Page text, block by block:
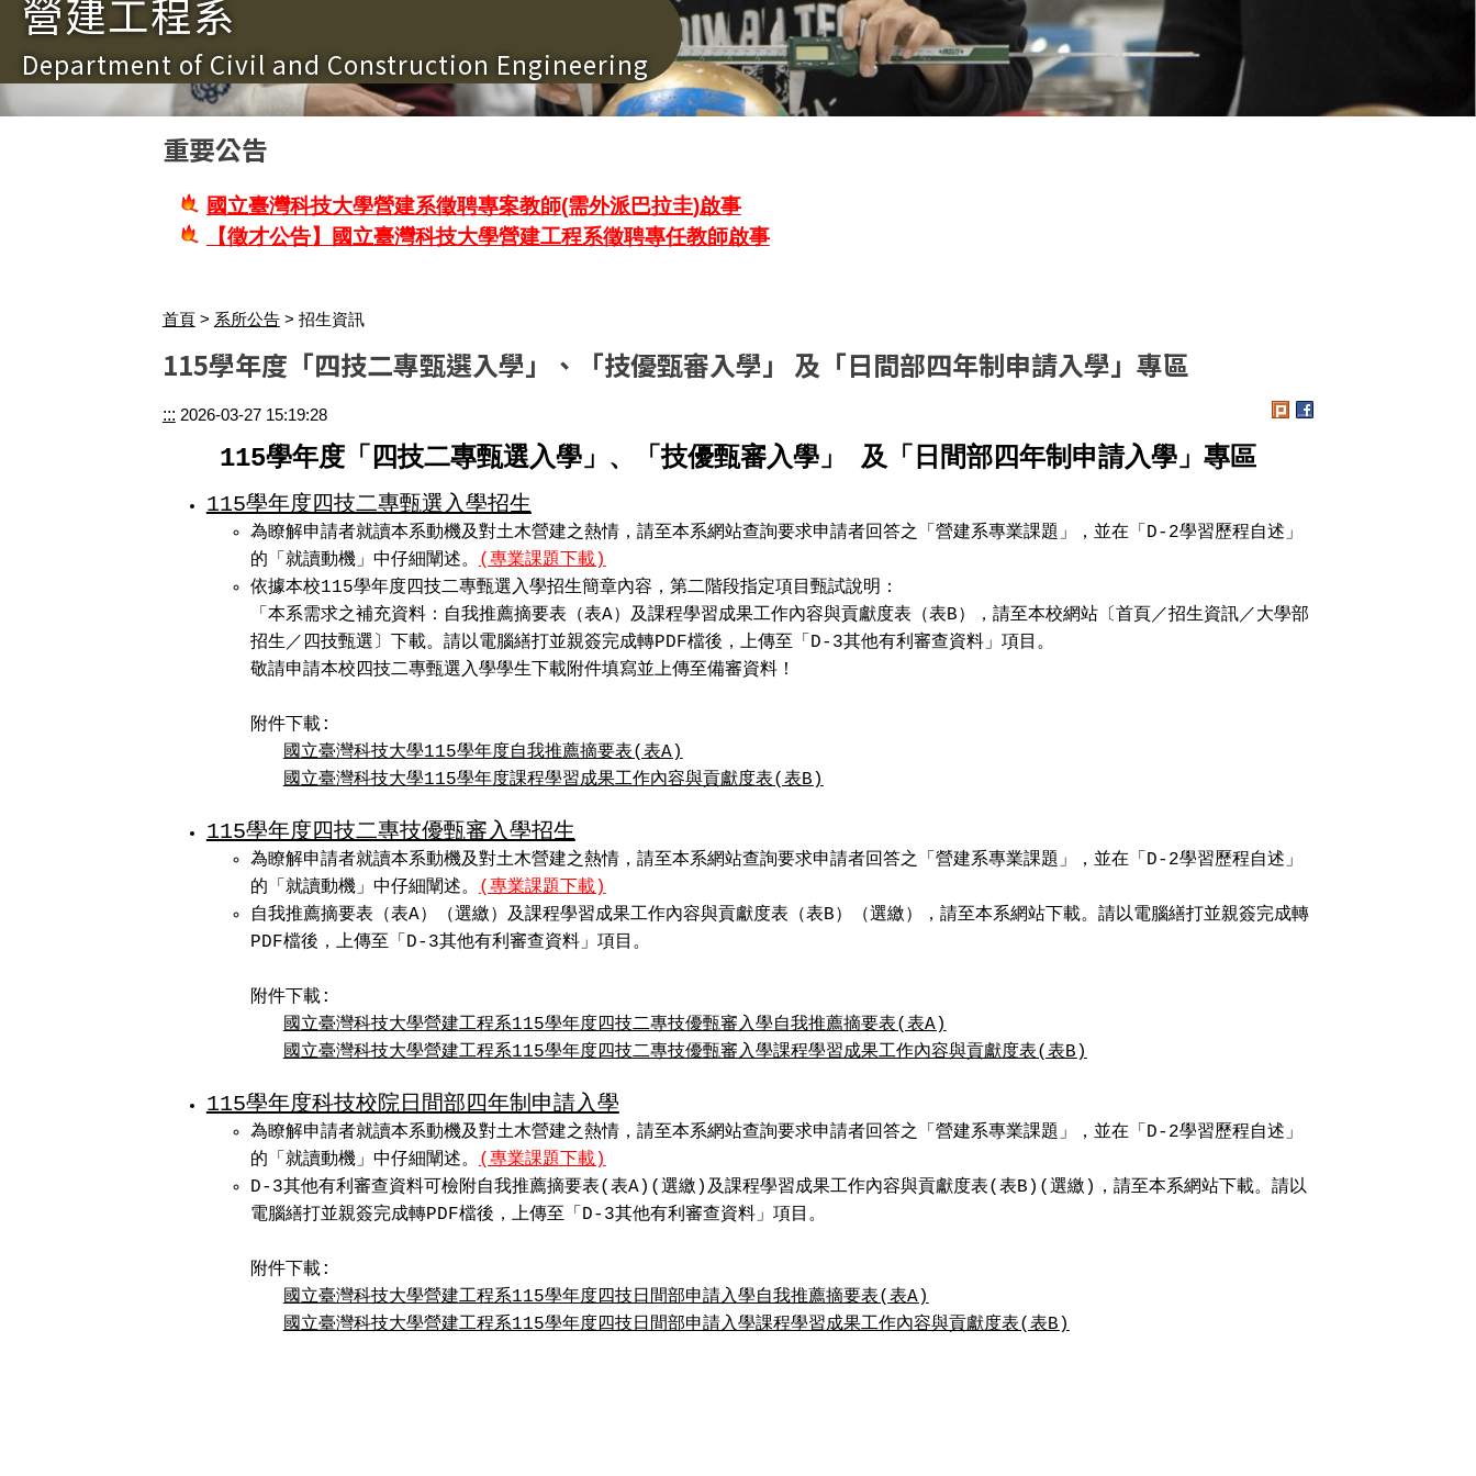
營建工程系
Department of Civil and Construction Engineering
重要公告
國立臺灣科技大學營建系徵聘專案教師(需外派巴拉圭)啟事
【徵才公告】國立臺灣科技大學營建工程系徵聘專任教師啟事
首頁> 系所公告> 招生資訊
115學年度「四技二專甄選入學」、「技優甄審入學」 及「日間部四年制申請入學」專區
::: 2026-03-27 15:19:28
115學年度「四技二專甄選入學」、「技優甄審入學」 及「日間部四年制申請入學」專區
115學年度四技二專甄選入學招生
為瞭解申請者就讀本系動機及對土木營建之熱情，請至本系網站查詢要求申請者回答之「營建系專業課題」，並在「D-2學習歷程自述」
的「就讀動機」中仔細闡述。
(專業課題下載)
依據本校115學年度四技二專甄選入學招生簡章內容，第二階段指定項目甄試說明：
「本系需求之補充資料：自我推薦摘要表（表A）及課程學習成果工作內容與貢獻度表（表B），請至本校網站〔首頁／招生資訊／大學部
招生／四技甄選〕下載。請以電腦繕打並親簽完成轉PDF檔後，上傳至「D-3其他有利審查資料」項目。
敬請申請本校四技二專甄選入學學生下載附件填寫並上傳至備審資料！
附件下載:
國立臺灣科技大學115學年度自我推薦摘要表(表A)
國立臺灣科技大學115學年度課程學習成果工作內容與貢獻度表(表B)
115學年度四技二專技優甄審入學招生
為瞭解申請者就讀本系動機及對土木營建之熱情，請至本系網站查詢要求申請者回答之「營建系專業課題」，並在「D-2學習歷程自述」
的「就讀動機」中仔細闡述。
(專業課題下載)
自我推薦摘要表（表A）（選繳）及課程學習成果工作內容與貢獻度表（表B）（選繳），請至本系網站下載。請以電腦繕打並親簽完成轉
PDF檔後，上傳至「D-3其他有利審查資料」項目。
附件下載:
國立臺灣科技大學營建工程系115學年度四技二專技優甄審入學自我推薦摘要表(表A)
國立臺灣科技大學營建工程系115學年度四技二專技優甄審入學課程學習成果工作內容與貢獻度表(表B)
115學年度科技校院日間部四年制申請入學
為瞭解申請者就讀本系動機及對土木營建之熱情，請至本系網站查詢要求申請者回答之「營建系專業課題」，並在「D-2學習歷程自述」
的「就讀動機」中仔細闡述。
(專業課題下載)
D-3其他有利審查資料可檢附自我推薦摘要表(表A)(選繳)及課程學習成果工作內容與貢獻度表(表B)(選繳)，請至本系網站下載。請以
電腦繕打並親簽完成轉PDF檔後，上傳至「D-3其他有利審查資料」項目。
附件下載:
國立臺灣科技大學營建工程系115學年度四技日間部申請入學自我推薦摘要表(表A)
國立臺灣科技大學營建工程系115學年度四技日間部申請入學課程學習成果工作內容與貢獻度表(表B)